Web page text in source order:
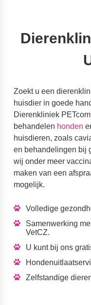
Zoekt u een
huisdier in goede
Dierenkliniek
behandelen honden
huisdieren, zoals
en behandelingen bij
wij onder meer
maken van een
mogelijk.
Volledige
Samenwerking
VetCZ.
U kunt bij ons
Zelfstandige